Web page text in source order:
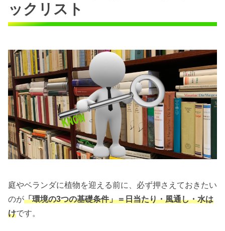
ックリスト
庭やベランダに植物を迎える前に、必ず押さえておきたい
のが「環境の3つの基礎条件」＝日当たり・風通し・水は
けです。